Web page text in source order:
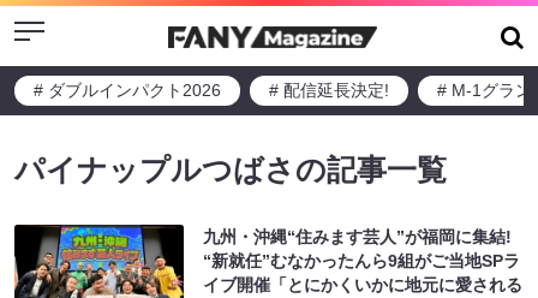
Menu
# ダブルインパクト2026 # 配信延長決定! # M-1グラン
パイナップルつばさの記事一覧
九州・沖縄“住みます芸人”が福岡に集結!
“新就任”むなかったんら9組がご当地SPラ
イブ開催「とにかくいかに地元に愛される